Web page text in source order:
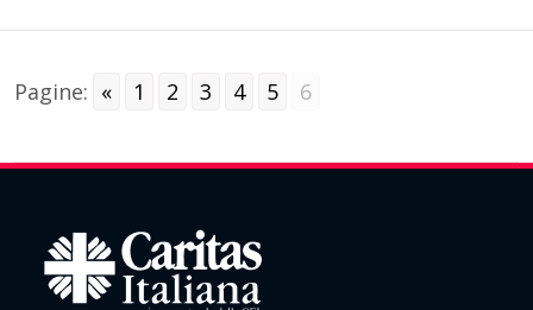
Pagine: « 1 2 3 4 5 6